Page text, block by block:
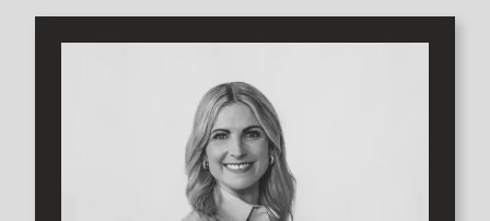
platser.
Invändigt möter tidlös charm moderna familjebehov med
fem sovrum, två renoverade badrum och generösa ytor
för både vardag och fest. Ett hem med själ, karaktär och
ett läge som få förunnas.
Varmt välkomna att kontakta ansvarig mäklare Hannah